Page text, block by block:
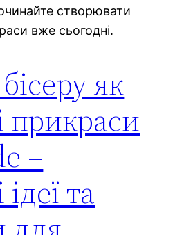
створювати
вже сьогодні.
як
прикраси
–
та